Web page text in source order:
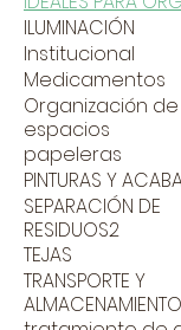
ILUMINACIÓN
Institucional
Medicamentos
Organización de
espacios
papeleras
PINTURAS Y
SEPARACIÓN DE
RESIDUOS2
TEJAS
TRANSPORTE Y
ALMACENAMIENTO